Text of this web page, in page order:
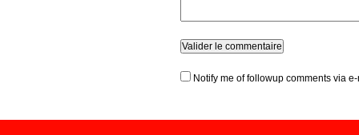
Notify me of followup comments via